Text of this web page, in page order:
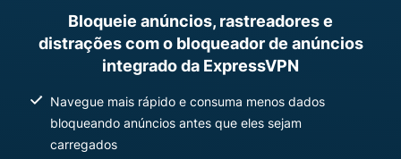
Bloqueie anúncios, rastreadores e
distrações com o bloqueador de anúncios
integrado da ExpressVPN
Navegue mais rápido e consuma menos dados
bloqueando anúncios antes que eles sejam
carregados